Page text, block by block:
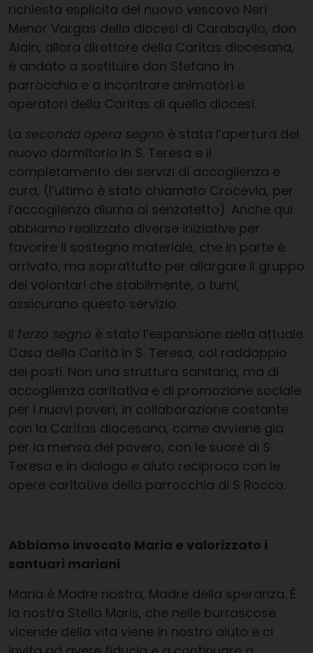
richiesta esplicita del nuovo vescovo Neri
Menor Vargas della diocesi di Carabayllo, don
Alain, allora direttore della Caritas diocesana,
è andato a sostituire don Stefano in
parrocchia e a incontrare animatori e
operatori della Caritas di quella diocesi.
La seconda opera segno è stata l’apertura del
nuovo dormitorio in S. Teresa e il
completamento dei servizi di accoglienza e
cura, (l’ultimo è stato chiamato Crocevia, per
l’accoglienza diurna ai senzatetto). Anche qui
abbiamo realizzato diverse iniziative per
favorire il sostegno materiale, che in parte è
arrivato, ma soprattutto per allargare il gruppo
dei volontari che stabilmente, a turni,
assicurano questo servizio.
Il terzo segno è stato l’espansione della attuale
Casa della Carità in S. Teresa, col raddoppio
dei posti. Non una struttura sanitaria, ma di
accoglienza caritativa e di promozione sociale
per i nuovi poveri, in collaborazione costante
con la Caritas diocesana, come avviene già
per la mensa del povero, con le suore di S.
Teresa e in dialogo e aiuto reciproco con le
opere caritative della parrocchia di S Rocco.
Abbiamo invocato Maria e valorizzato i
santuari mariani.
Maria è Madre nostra, Madre della speranza. È
la nostra Stella Maris, che nelle burrascose
vicende della vita viene in nostro aiuto e ci